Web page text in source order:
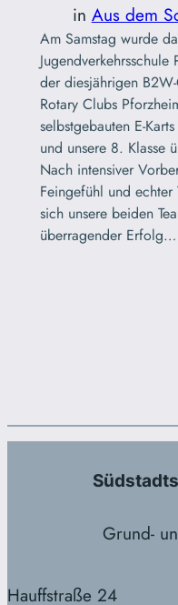
in Aus dem
Am Samstag wurde
der diesjährigen
Rotary Clubs
selbstgebauten E-
und unsere 8. Klasse
Nach intensiver
Feingefühl und echter
sich unsere beiden
überragender Erfolg…
Grund-
Hauffstraße 24